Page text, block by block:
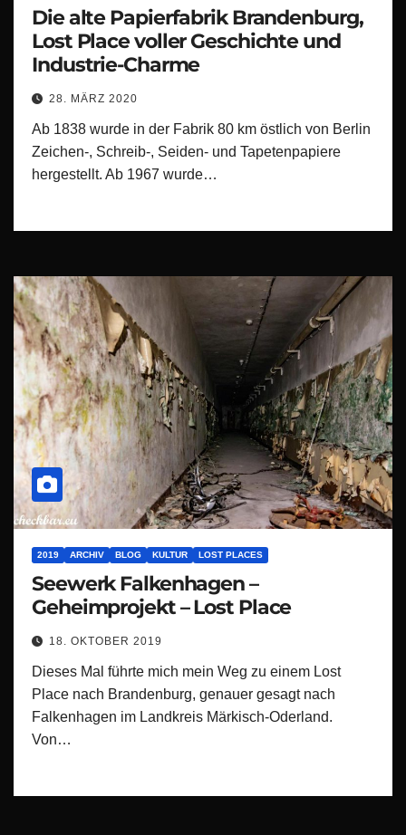
Die alte Papierfabrik Brandenburg,
Lost Place voller Geschichte und
Industrie-Charme
28. MÄRZ 2020
Ab 1838 wurde in der Fabrik 80 km östlich von Berlin
Zeichen-, Schreib-, Seiden- und Tapetenpapiere
hergestellt. Ab 1967 wurde…
2019 ARCHIV BLOG KULTUR LOST PLACES
Seewerk Falkenhagen –
Geheimprojekt – Lost Place
18. OKTOBER 2019
Dieses Mal führte mich mein Weg zu einem Lost
Place nach Brandenburg, genauer gesagt nach
Falkenhagen im Landkreis Märkisch-Oderland.
Von…